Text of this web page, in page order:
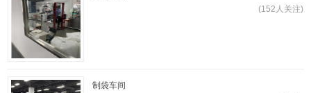
(152人关注)
制袋车间